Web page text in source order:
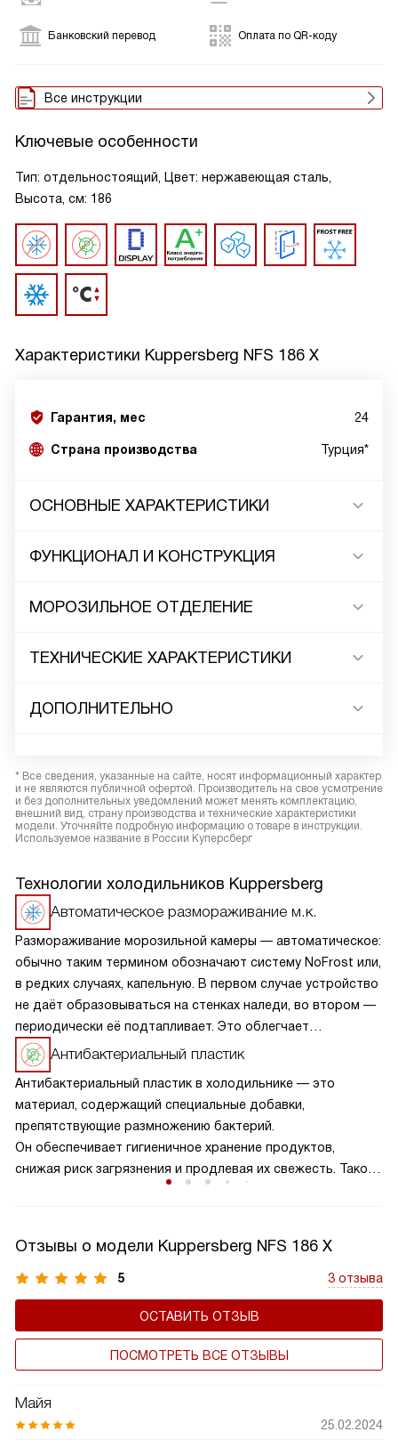
Банковский перевод Оплата по QR-коду
Все инструкции
Ключевые особенности
Тип: отдельностоящий, Цвет: нержавеющая сталь,
Высота, см: 186
Характеристики Kuppersberg NFS 186 X
Гарантия, мес 24
Страна производства Турция*
ОСНОВНЫЕ ХАРАКТЕРИСТИКИ
ФУНКЦИОНАЛ И КОНСТРУКЦИЯ
МОРОЗИЛЬНОЕ ОТДЕЛЕНИЕ
ТЕХНИЧЕСКИЕ ХАРАКТЕРИСТИКИ
ДОПОЛНИТЕЛЬНО
* Все сведения, указанные на сайте, носят информационный характер
и не являются публичной офертой. Производитель на свое усмотрение
и без дополнительных уведомлений может менять комплектацию,
внешний вид, страну производства и технические характеристики
модели. Уточняйте подробную информацию о товаре в инструкции.
Используемое название в России Куперсберг
Технологии холодильников Kuppersberg
Автоматическое размораживание м.к.
Размораживание морозильной камеры — автоматическое:
обычно таким термином обозначают систему NoFrost или,
в редких случаях, капельную. В первом случае устройство
не даёт образовываться на стенках наледи, во втором —
периодически её подтапливает. Это облегчает
эксплуатацию.
Антибактериальный пластик
Антибактериальный пластик в холодильнике — это
материал, содержащий специальные добавки,
препятствующие размножению бактерий.
Он обеспечивает гигиеничное хранение продуктов,
снижая риск загрязнения и продлевая их свежесть. Такой
пожилыми людьми, где здоровье и безопасность
продуктов имеют первостепенное значение.
Отзывы о модели Kuppersberg NFS 186 X
5 3 отзыва
ОСТАВИТЬ ОТЗЫВ
ПОСМОТРЕТЬ ВСЕ ОТЗЫВЫ
Майя
25.02.2024